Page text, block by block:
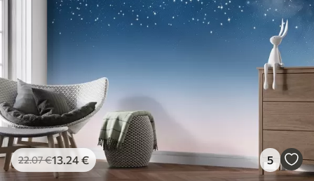
34 .00€/m²
Premium-Vinyl
Peel and Stick
81.6749.00€ /m²
22.07€13 .24€ 5